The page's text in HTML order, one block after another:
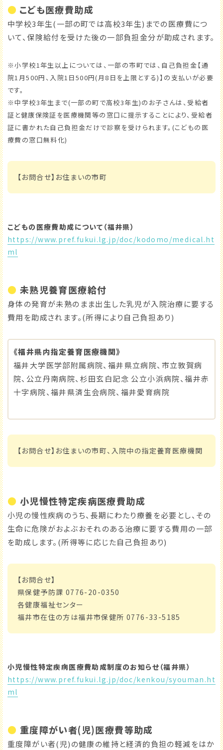
● こども医療費助成
中学校3年生(一部の町では高校3年生)までの医療費につ
いて、保険給付を受けた後の一部負担金分が助成されます。
※小学校1年生以上については、一部の市町では、自己負担金【通
院1月500円、入院1日500円(月8日を上限とする)】の支払いが必要
です。
※中学校3年生まで(一部の町で高校3年生)のお子さんは、受給者
証と健康保険証を医療機関等の窓口に提示することにより、受給者
証に書かれた自己負担金だけで診察を受けられます。(こどもの医
療費の窓口無料化)
【お問合せ】お住まいの市町
こどもの医療費助成について（福井県）
https://www.pref.fukui.lg.jp/doc/kodomo/medical.ht
ml
● 未熟児養育医療給付
身体の発育が未熟のまま出生した乳児が入院治療に要する
費用を助成されます。(所得により自己負担あり)
《福井県内指定養育医療機関》
福井大学医学部附属病院、福井県立病院、市立敦賀病
院、公立丹南病院、杉田玄白記念 公立小浜病院、福井赤
十字病院、福井県済生会病院、福井愛育病院
【お問合せ】お住まいの市町、入院中の指定養育医療機関
● 小児慢性特定疾病医療費助成
小児の慢性疾病のうち、長期にわたり療養を必要とし、その
生命に危険がおよぶおそれのある治療に要する費用の一部
を助成します。(所得等に応じた自己負担あり)
【お問合せ】
県保健予防課 0776-20-0350
各健康福祉センター
福井市在住の方は福井市保健所 0776-33-5185
小児慢性特定疾病医療費助成制度のお知らせ（福井県）
https://www.pref.fukui.lg.jp/doc/kenkou/syouman.ht
ml
● 重度障がい者(児)医療費等助成
重度障がい者(児)の健康の維持と経済的負担の軽減をはか